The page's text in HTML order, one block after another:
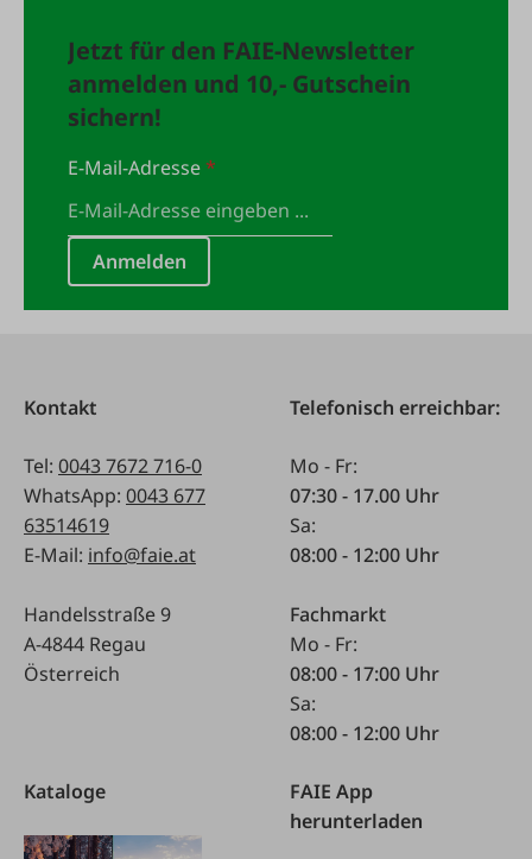
Jetzt für den FAIE-Newsletter
anmelden und 10,- Gutschein
sichern!
E-Mail-Adresse*
Anmelden
Kontakt
Tel: 0043 7672 716-0
WhatsApp: 0043 677
63514619
E-Mail: info@faie.at
Handelsstraße 9
A-4844 Regau
Österreich
Telefonisch erreichbar:
Mo - Fr:
07:30 - 17.00 Uhr
Sa:
08:00 - 12:00 Uhr
Fachmarkt
Mo - Fr:
08:00 - 17:00 Uhr
Sa:
08:00 - 12:00 Uhr
Kataloge
FAIE App
herunterladen